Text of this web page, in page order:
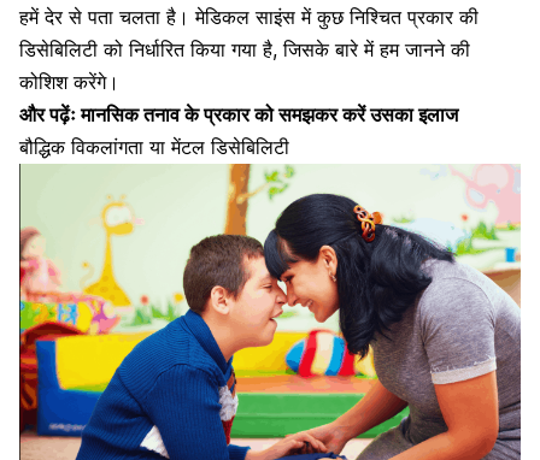
हमें देर से पता चलता है। मेडिकल साइंस में कुछ निश्चित प्रकार की
डिसेबिलिटी को निर्धारित किया गया है, जिसके बारे में हम जानने की
कोशिश करेंगे।
और पढ़ेंःमानसिक तनाव के प्रकार को समझकर करें उसका इलाज
बौद्धिक विकलांगता या मेंटल डिसेबिलिटी